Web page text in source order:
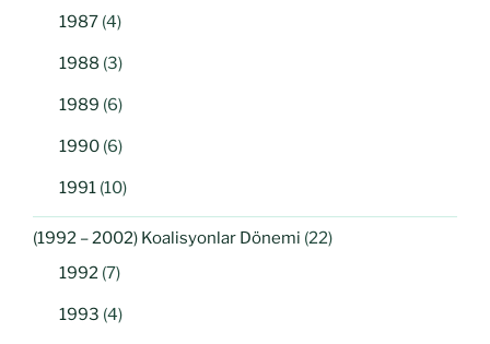
1987 (4)
1988 (3)
1989 (6)
1990 (6)
1991 (10)
(1992 – 2002) Koalisyonlar Dönemi (22)
1992 (7)
1993 (4)